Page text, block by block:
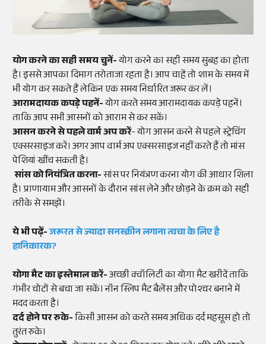
योग करने का सही समय चुनें-योग करने का सही समय सुबह का होता
है। इससे आपका दिमाग तरोताजा रहता है। आप चाहें तो शाम के समय में
भी योग कर सकते हैं लेकिन एक समय निर्धारित जरूर कर लें।
आरामदायक कपड़े पहनें-योग करते समय आरामदायक कपड़े पहनें।
ताकि आप सभी आसनों को आराम से कर सकें।
आसन करने से पहले वार्म अप करें- योग आसन करने से पहले स्ट्रेचिंग
एक्सरसाइज करें। अगर आप वार्म अप एक्सरसाइज नहीं करते हैं तो मांस
पेशियां खींच सकती है।
सांस को नियंत्रित करना-सांस पर नियंत्रण करना योग की आधार शिला
है। प्राणायाम और आसनों के दौरान सांस लेने और छोड़ने के क्रम को सही
तरीके से समझें।
ये भी पढ़ें-जरूरत से ज्यादा सनस्क्रीन लगाना त्वचा के लिए है
हानिकारक?
योगा मैट का इस्तेमाल करें-अच्छी क्वॉलिटी का योगा मैट खरीदें ताकि
गंभीर चोटों से बचा जा सकें। नॉन स्लिप मैट बैलेंस और पोश्चर बनाने में
मदद करता है।
दर्द होने पर रुके-किसी आसन को करते समय अधिक दर्द महसूस हो तो
तुरंत रुके।